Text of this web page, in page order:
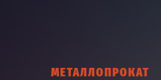
МЕТАЛЛОПРОКАТ